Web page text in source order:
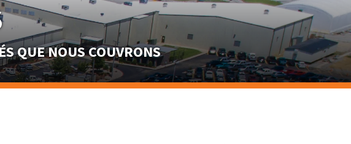
QUE NOUS COUVRONS